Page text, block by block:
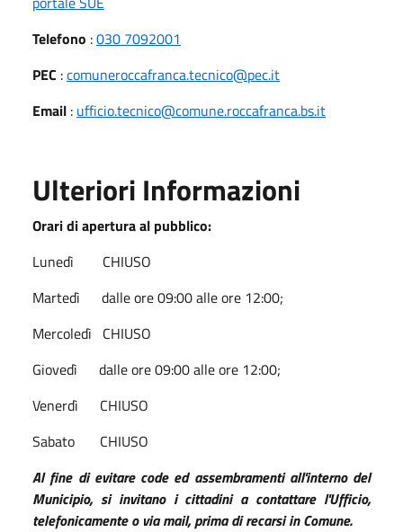
Telefono :030 7092001
PEC :comuneroccafranca.tecnico@pec.it
Email : ufficio.tecnico@comune.roccafranca.bs.it
Ulteriori Informazioni
Orari di apertura al pubblico:
Lunedì CHIUSO
Martedì dalle ore 09:00 alle ore 12:00;
Mercoledì CHIUSO
Giovedì dalle ore 09:00 alle ore 12:00;
Venerdì CHIUSO
Sabato CHIUSO
Al fine di evitare code ed assembramenti all'interno del
Municipio, si invitano i cittadini a contattare l'Ufficio,
telefonicamente o via mail, prima di recarsi in Comune.